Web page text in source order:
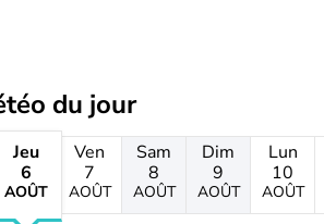
du jour
Jeu
6
AOÛT
Ven
7
AOÛT
Sam
8
AOÛT
Dim
9
AOÛT
Lun
10
AOÛT